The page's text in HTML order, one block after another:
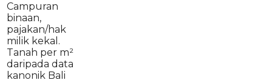
Campuran
binaan,
pajakan/hak
milik kekal.
Tanah per m²
daripada data
kanonik Bali